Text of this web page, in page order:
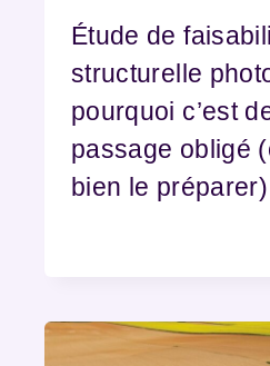
Étude de
structurelle
pourquoi c’est
passage obligé
bien le préparer)